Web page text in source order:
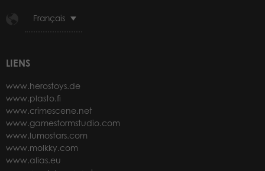
Français
LIENS
www.herostoys.de
www.plasto.fi
www.crimescene.net
www.gamestormstudio.com
www.lumostars.com
www.molkky.com
www.alias.eu